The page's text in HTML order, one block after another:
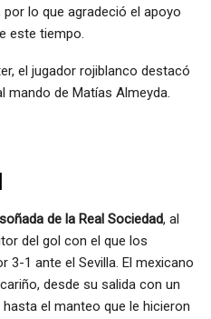
lo que agradeció el apoyo
este tiempo.
el jugador rojiblanco destacó
mando de Matías Almeyda.
de la Real Sociedad, al
del gol con el que los
3-1 ante el Sevilla. El mexicano
desde su salida con un
el manteo que le hicieron